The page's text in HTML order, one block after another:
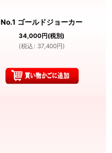
No.1 ゴールドジョーカー
34,000円(税別)
(税込 : 37,400円)